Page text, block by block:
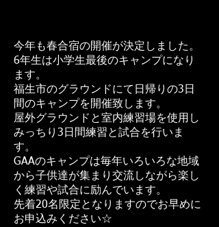
今年も春合宿の開催が決定しました。
6年生は小学生最後のキャンプになり
ます。
福生市のグラウンドにて日帰りの3日
間のキャンプを開催致します。
屋外グラウンドと室内練習場を使用し
みっちり3日間練習と試合を行いま
す。
GAAのキャンプは毎年いろいろな地域
から子供達が集まり交流しながら楽し
く練習や試合に励んでいます。
先着20名限定となりますのでお早めに
お申込みください☆